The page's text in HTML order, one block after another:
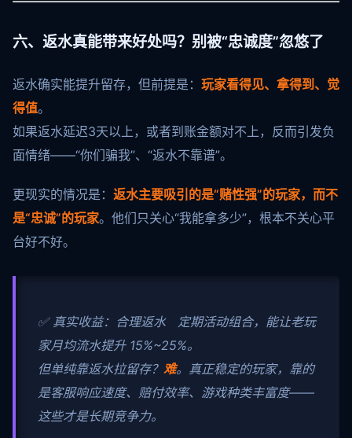
六、返水真能带来好处吗？别被“忠诚度”忽悠了
返水确实能提升留存，但前提是： 玩家看得见、拿得到、觉
得值。
如果返水延迟3天以上，或者到账金额对不上，反而引发负
面情绪——“你们骗我”、“返水不靠谱”。
更现实的情况是： 返水主要吸引的是“赌性强”的玩家，而不
是“忠诚”的玩家。他们只关心“我能拿多少”，根本不关心平
台好不好。
✅ 真实收益：合理返水 定期活动组合，能让老玩
家月均流水提升 15%~25%。
但单纯靠返水拉留存？ 难。真正稳定的玩家，靠的
是客服响应速度、赔付效率、游戏种类丰富度——
这些才是长期竞争力。